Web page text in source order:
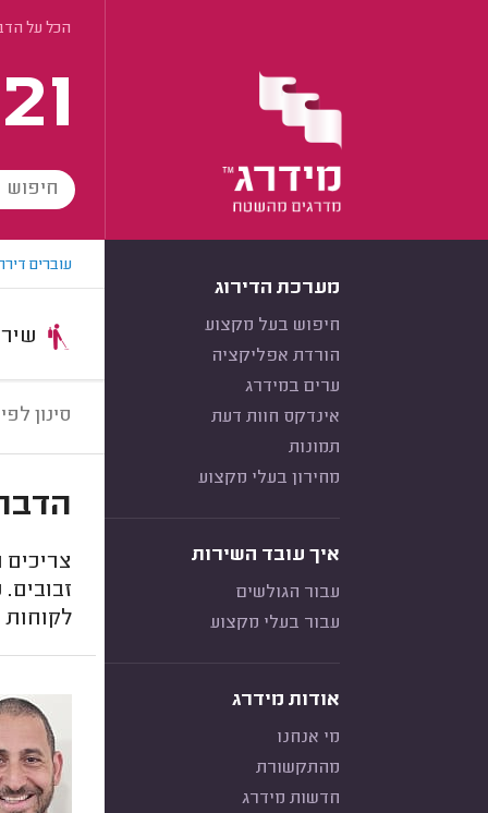
הכל על
מערכת הדירוג
חיפוש בעל מקצוע
הורדת אפליקציה
ערים במידרג
אינדקס חוות דעת
תמונות
מחירון בעלי מקצוע
איך עובד השירות
עבור הגולשים
עבור בעלי מקצוע
אודות מידרג
מי אנחנו
מהתקשורת
חדשות מידרג
עוברים
סינון
לקוחות